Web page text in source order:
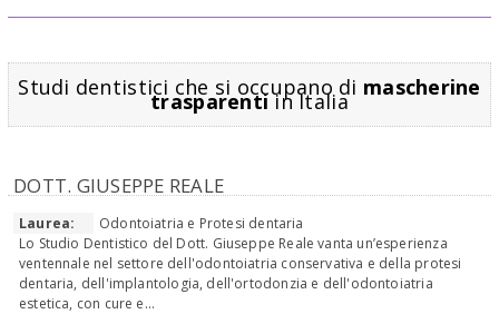
Studi dentistici che si occupano di mascherine
trasparentiin Italia
DOTT. GIUSEPPE REALE
Laurea:
Odontoiatria e Protesi dentaria
Lo Studio Dentistico del Dott. Giuseppe Reale vanta un’esperienza
ventennale nel settore dell'odontoiatria conservativa e della protesi
dentaria, dell'implantologia, dell'ortodonzia e dell'odontoiatria
estetica, con cure e...